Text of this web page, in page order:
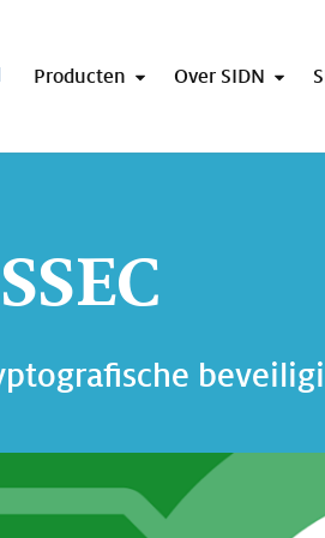
Producten Over SIDN